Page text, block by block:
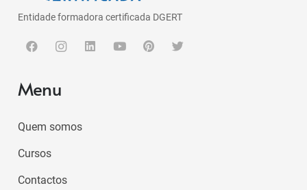
Entidade formadora certificada DGERT
Menu
Quem somos
Cursos
Contactos